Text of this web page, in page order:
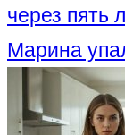
через пять
Марина